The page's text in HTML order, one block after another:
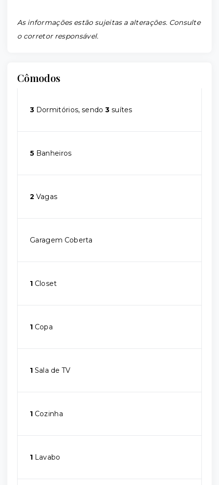
As informações estão sujeitas a alterações. Consulte
o corretor responsável.
Cômodos
3 Dormitórios, sendo3 suítes
5 Banheiros
2 Vagas
Garagem Coberta
1 Closet
1 Copa
1 Sala de TV
1 Cozinha
1 Lavabo